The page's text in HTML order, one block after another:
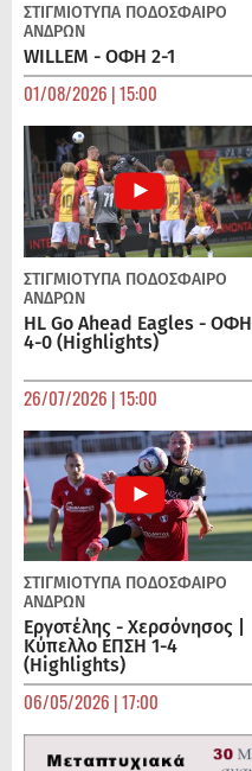
ΣΤΙΓΜΙΟΤΥΠΑ ΠΟΔΌΣΦΑΙΡΟ
ΑΝΔΡΏΝ
WILLEM - ΟΦΗ 2-1
01/08/2026 | 15:00
ΣΤΙΓΜΙΟΤΥΠΑ ΠΟΔΌΣΦΑΙΡΟ
ΑΝΔΡΏΝ
HL Go Ahead Eagles - ΟΦΗ
4-0 (Highlights)
26/07/2026 | 15:00
ΣΤΙΓΜΙΟΤΥΠΑ ΠΟΔΌΣΦΑΙΡΟ
ΑΝΔΡΏΝ
Εργοτέλης - Χερσόνησος |
Κύπελλο ΕΠΣΗ 1-4
(Highlights)
06/05/2026 | 17:00